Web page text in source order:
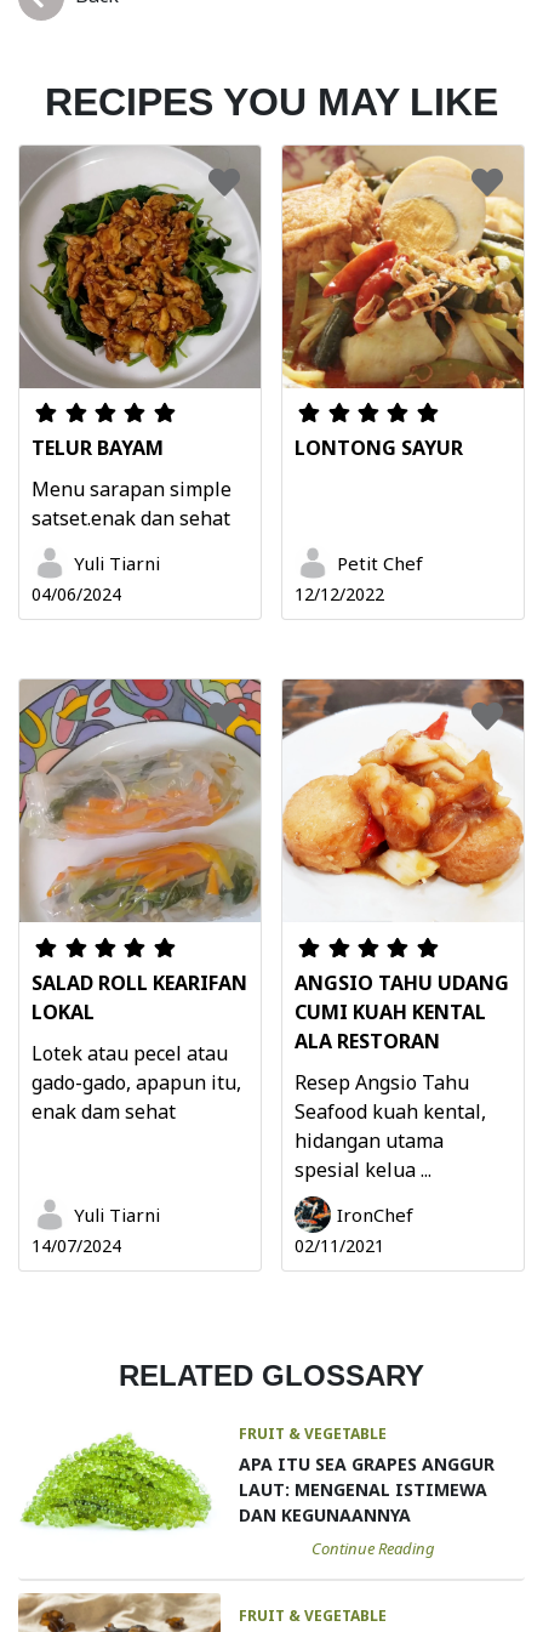
RECIPES YOU MAY LIKE
TELUR BAYAM
Menu sarapan simple
satset.enak dan sehat
Yuli Tiarni
04/06/2024
LONTONG SAYUR
Petit Chef
12/12/2022
SALAD ROLL KEARIFAN
LOKAL
Lotek atau pecel atau
gado-gado, apapun itu,
enak dam sehat
Yuli Tiarni
14/07/2024
ANGSIO TAHU UDANG
CUMI KUAH KENTAL
ALA RESTORAN
Resep Angsio Tahu
Seafood kuah kental,
hidangan utama
spesial kelua ...
IronChef
02/11/2021
RELATED GLOSSARY
FRUIT & VEGETABLE
APA ITU SEA GRAPES ANGGUR
LAUT: MENGENAL ISTIMEWA
DAN KEGUNAANNYA
Continue Reading
FRUIT & VEGETABLE